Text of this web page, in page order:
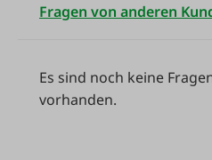
Fragen von anderen
Es sind noch keine
vorhanden.